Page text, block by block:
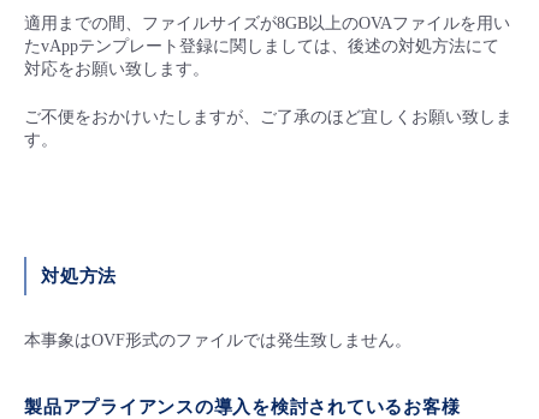
- APIリファレンス
■ 基本構築ガイド
- Flexible InterConnect
- Flexible Remote Access
- vUTM2
- ITインフラストラクチャー
適用までの間、ファイルサイズが8GB以上のOVAファイルを用い
たvAppテンプレート登録に関しましては、後述の対処方法にて
対応をお願い致します。
ご不便をおかけいたしますが、ご了承のほど宜しくお願い致しま
す。
対処方法
本事象はOVF形式のファイルでは発生致しません。
製品アプライアンスの導入を検討されているお客様